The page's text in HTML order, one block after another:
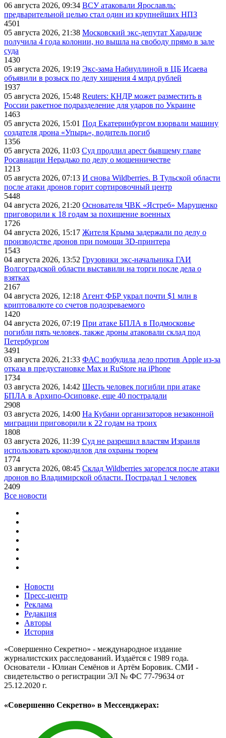
06 августа 2026, 09:34 ВСУ атаковали Ярославль:
предварительной целью стал один из крупнейших НПЗ
4501
05 августа 2026, 21:38 Московский экс-депутат Харадизе
получила 4 года колонии, но вышла на свободу прямо в зале
суда
1430
05 августа 2026, 19:19 Экс-зама Набиуллиной в ЦБ Исаева
объявили в розыск по делу хищения 4 млрд рублей
1937
05 августа 2026, 15:48 Reuters: КНДР может разместить в
России ракетное подразделение для ударов по Украине
1463
05 августа 2026, 15:01 Под Екатеринбургом взорвали машину
создателя дрона «Упырь», водитель погиб
1356
05 августа 2026, 11:03 Суд продлил арест бывшему главе
Росавиации Нерадько по делу о мошенничестве
1213
05 августа 2026, 07:13 И снова Wildberries. В Тульской области
после атаки дронов горит сортировочный центр
5448
04 августа 2026, 21:20 Основателя ЧВК «Ястреб» Марущенко
приговорили к 18 годам за похищение военных
1726
04 августа 2026, 15:17 Жителя Крыма задержали по делу о
производстве дронов при помощи 3D‑принтера
1543
04 августа 2026, 13:52 Грузовики экс-начальника ГАИ
Волгоградской области выставили на торги после дела о
взятках
2167
04 августа 2026, 12:18 Агент ФБР украл почти $1 млн в
криптовалюте со счетов подозреваемого
1420
04 августа 2026, 07:19 При атаке БПЛА в Подмосковье
погибли пять человек, также дроны атаковали склад под
Петербургом
3491
03 августа 2026, 21:33 ФАС возбудила дело против Apple из-за
отказа в предустановке Max и RuStore на iPhone
1734
03 августа 2026, 14:42 Шесть человек погибли при атаке
БПЛА в Архипо-Осиповке, еще 40 пострадали
2908
03 августа 2026, 14:00 На Кубани организаторов незаконной
миграции приговорили к 22 годам на троих
1808
03 августа 2026, 11:39 Суд не разрешил властям Израиля
использовать крокодилов для охраны тюрем
1774
03 августа 2026, 08:45 Склад Wildberries загорелся после атаки
дронов во Владимирской области. Пострадал 1 человек
2409
Все новости
Новости
Пресс-центр
Реклама
Редакция
Авторы
История
«Совершенно Секретно» - международное издание
журналистских расследований. Издаётся с 1989 года.
Основатели - Юлиан Семёнов и Артём Боровик. CМИ -
свидетельство о регистрации ЭЛ № ФС 77-79634 от
25.12.2020 г.
«Совершенно Секретно» в Мессенджерах: